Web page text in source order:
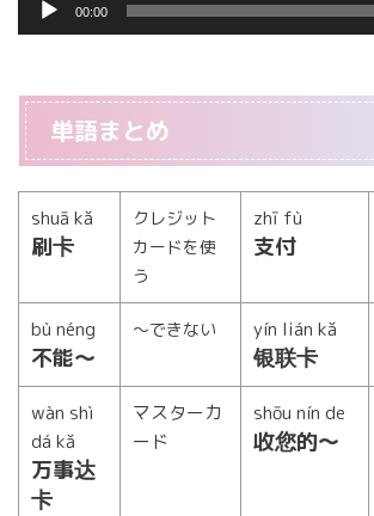
ー
ヤ
ー
00:00
単語まとめ
shuā kǎ
刷卡
クレジット
カードを使
う
zhī fù
支付
bù néng
不能〜
〜できない yín lián kǎ
银联卡
wàn shì
dá kǎ
万事达
卡
マスターカ
ード
shōu nín de
收您的〜